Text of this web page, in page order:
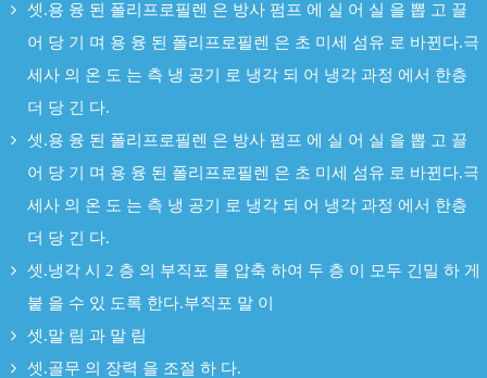
셋.용 융 된 폴리프로필렌 은 방사 펌프 에 실 어 실 을 뽑 고 끌
어 당 기 며 용 융 된 폴리프로필렌 은 초 미세 섬유 로 바뀐다.극
세사 의 온 도 는 측 냉 공기 로 냉각 되 어 냉각 과정 에서 한층
더 당 긴 다.
셋.용 융 된 폴리프로필렌 은 방사 펌프 에 실 어 실 을 뽑 고 끌
어 당 기 며 용 융 된 폴리프로필렌 은 초 미세 섬유 로 바뀐다.극
세사 의 온 도 는 측 냉 공기 로 냉각 되 어 냉각 과정 에서 한층
더 당 긴 다.
셋.냉각 시 2 층 의 부직포 를 압축 하여 두 층 이 모두 긴밀 하 게
붙 을 수 있 도록 한다.부직포 말 이
셋.말 림 과 말 림
셋.골무 의 장력 을 조절 하 다.